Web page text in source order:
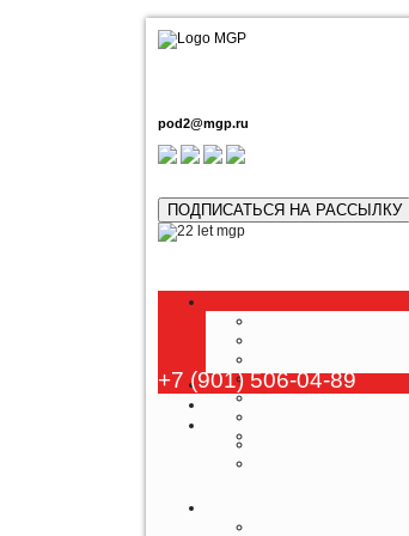
pod2@mgp.ru
ПОДПИСАТЬСЯ НА РАССЫЛКУ
+7 (901) 506-04-89